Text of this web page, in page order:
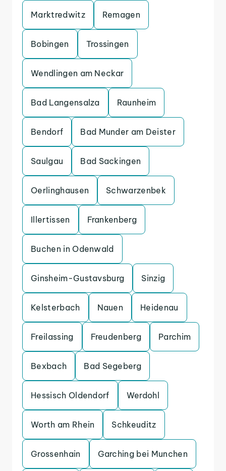
Marktredwitz Remagen
Bobingen Trossingen
Wendlingen am Neckar
Bad Langensalza Raunheim
Bendorf Bad Munder am Deister
Saulgau Bad Sackingen
Oerlinghausen Schwarzenbek
Illertissen Frankenberg
Buchen in Odenwald
Ginsheim-Gustavsburg Sinzig
Kelsterbach Nauen Heidenau
Freilassing Freudenberg Parchim
Bexbach Bad Segeberg
Hessisch Oldendorf Werdohl
Worth am Rhein Schkeuditz
Grossenhain Garching bei Munchen